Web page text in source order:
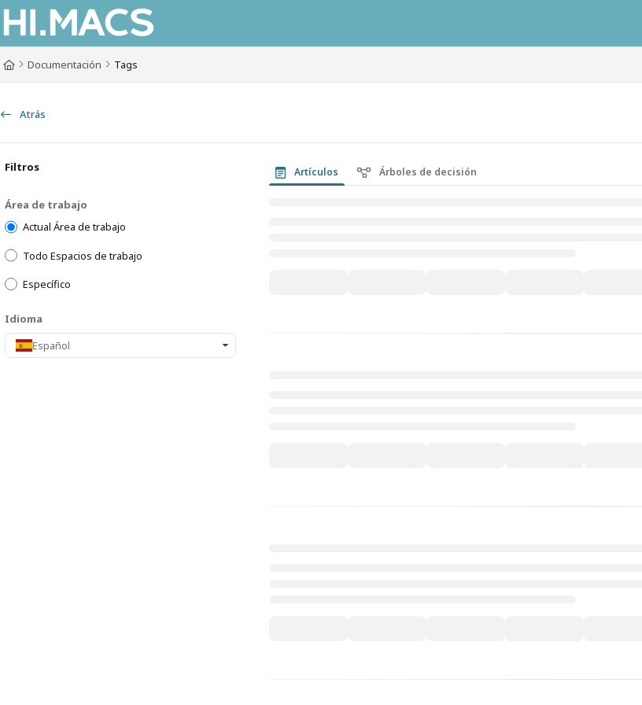
Documentation Index
Fetch the complete documentation index at:
Use this file to discover all available pages before exploring further.
Documentación Tags
Atrás
Filtros
Área de trabajo
Actual Área de trabajo
Todo Espacios de trabajo
Específico
Idioma
Español
Artículos Árboles de decisión